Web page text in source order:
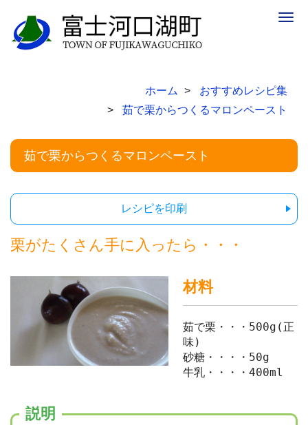
ホーム
おすすめレシピ集
茹で栗からつくるマロンペースト
茹で栗からつくるマロンペースト
レシピを印刷
栗がたくさん手に入ったら・・・
材料
茹で栗・・・500g(正
味)
砂糖・・・・50g
牛乳・・・・400ml
説明